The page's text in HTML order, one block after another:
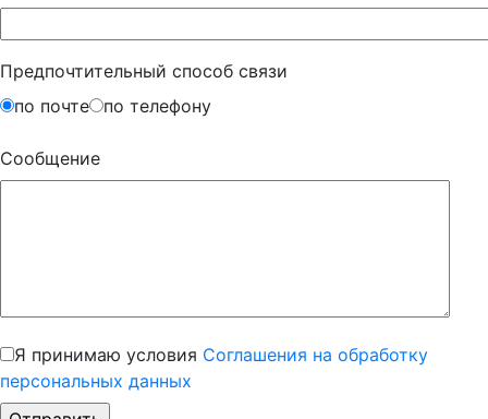
Предпочтительный способ связи
по почте
по телефону
Сообщение
Я принимаю условия Соглашения на обработку
персональных данных